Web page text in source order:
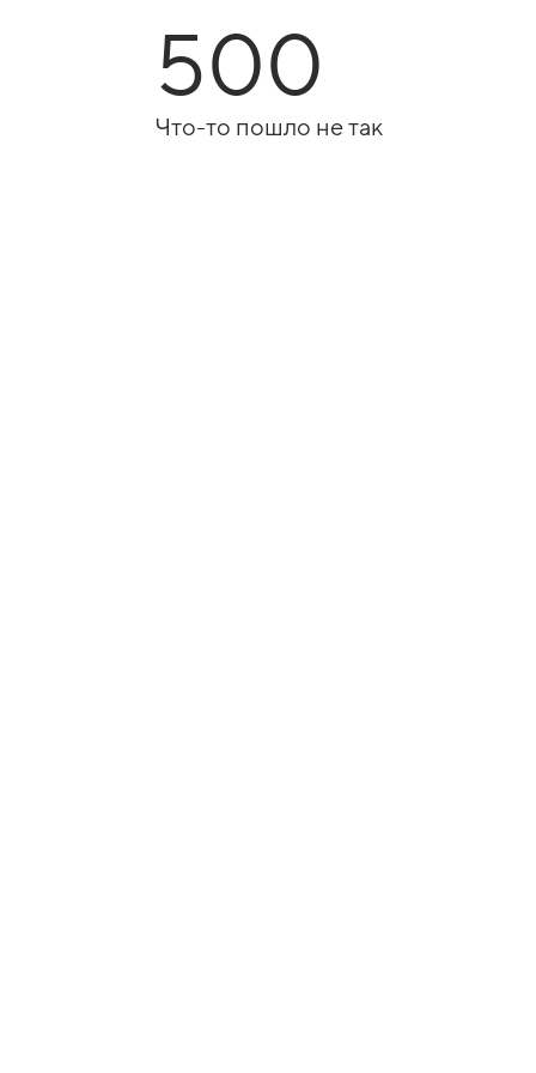
500
Что-то пошло не так